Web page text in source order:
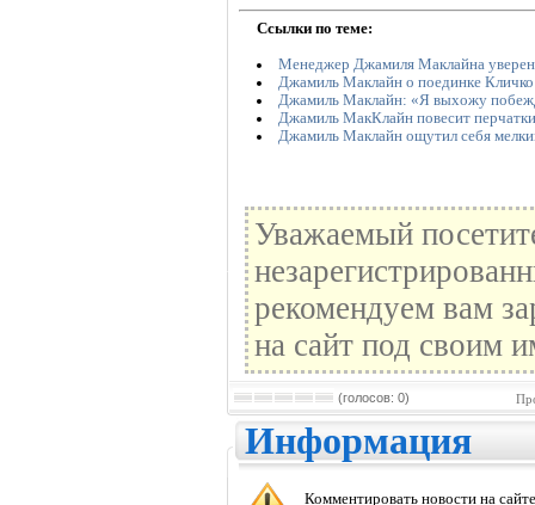
Ссылки по теме:
Менеджер Джамиля Маклайна
Джамиль Маклайн о поединке
Джамиль Маклайн: «Я выхожу
Джамиль МакКлайн повесит перчатки
Джамиль Маклайн ощутил себя
Уважаемый
рекомендуем вам
на сайт под своим
(голосов: 0)
Информация
Комментировать новости на